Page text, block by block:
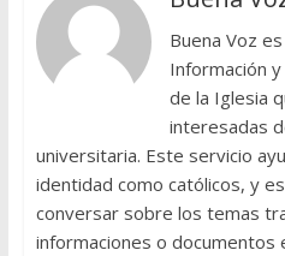
Buena Voz
Información
de la Iglesia
interesadas
universitaria. Este servicio
identidad como católicos, y
conversar sobre los temas
informaciones o documentos